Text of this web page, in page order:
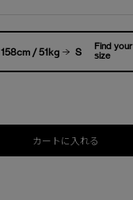
158cm / 51kg S
Find your
size
カートに入れる